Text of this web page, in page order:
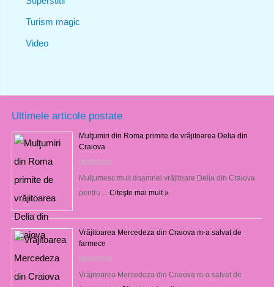
Turism magic
Video
Ultimele articole postate
Mulţumiri din Roma primite de vrăjitoarea Delia din
Craiova
06/08/2026
Mulţumesc mult doamnei vrăjitoare Delia din Craiova
pentru … Citeşte mai mult »
Vrăjitoarea Mercedeza din Craiova m-a salvat de
farmece
06/08/2026
Vrăjitoarea Mercedeza din Craiova m-a salvat de